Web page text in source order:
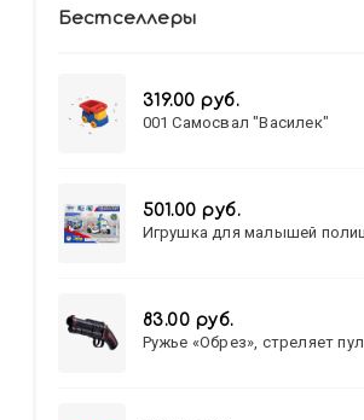
Бестселлеры
319.00 руб.
001 Самосвал "Василек"
501.00 руб.
Игрушка для малышей
83.00 руб.
Ружье «Обрез», стреляет